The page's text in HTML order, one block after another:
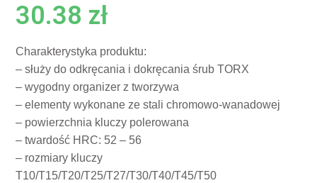
30.38 zł
Charakterystyka produktu:
– służy do odkręcania i dokręcania śrub TORX
– wygodny organizer z tworzywa
– elementy wykonane ze stali chromowo-wanadowej
– powierzchnia kluczy polerowana
– twardość HRC: 52 – 56
– rozmiary kluczy
T10/T15/T20/T25/T27/T30/T40/T45/T50